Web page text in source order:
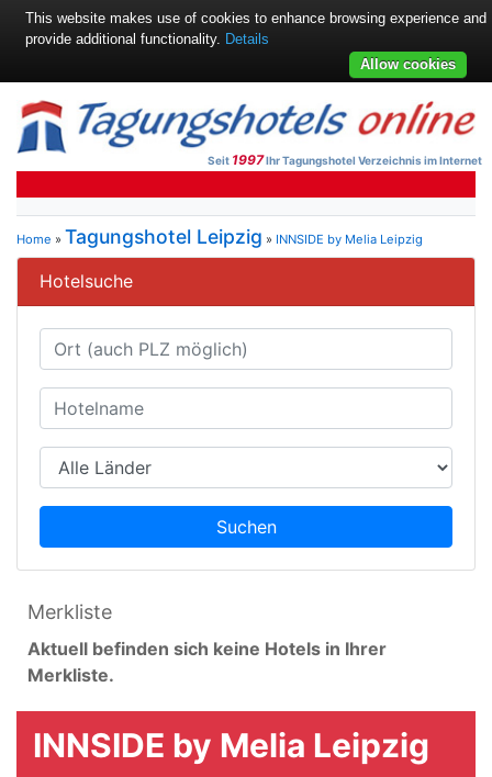
Seit 1997Ihr Tagungshotel Verzeichnis im Internet
Home » Tagungshotel Leipzig » INNSIDE by Melia Leipzig
Hotelsuche
Suchen
Merkliste
Aktuell befinden sich keine Hotels in Ihrer
Merkliste.
INNSIDE by Melia Leipzig
This website makes use of cookies to enhance browsing experience and
provide additional functionality. Details
Allow cookies